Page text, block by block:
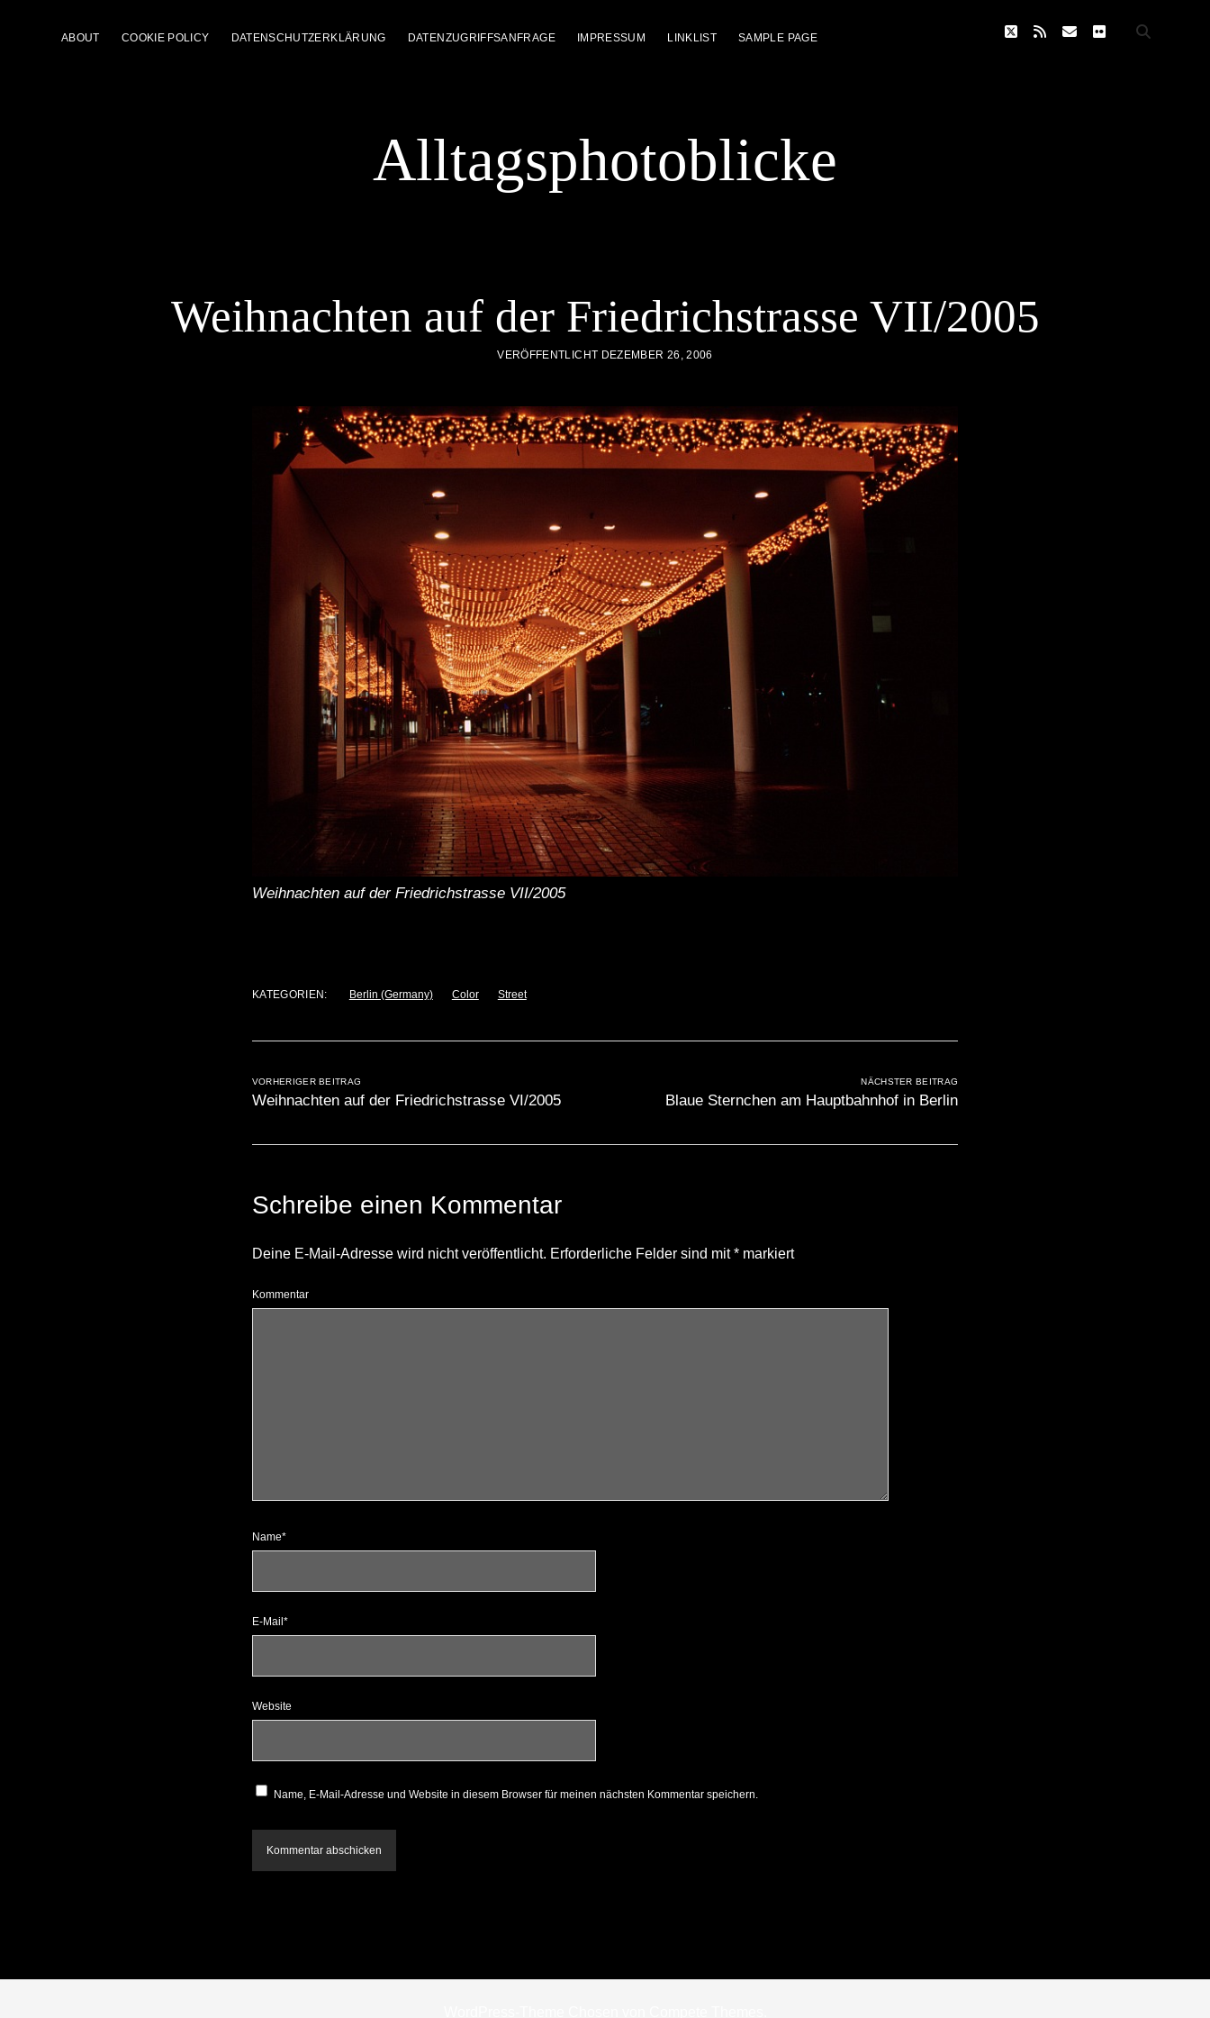
ABOUT COOKIE POLICY DATENSCHUTZERKLÄRUNG DATENZUGRIFFSANFRAGE IMPRESSUM LINKLIST SAMPLE PAGE twitterrss emailflickr
Alltagsphotoblicke
Weihnachten auf der Friedrichstrasse VII/2005
VERÖFFENTLICHT DEZEMBER 26, 2006
Weihnachten auf der Friedrichstrasse VII/2005
KATEGORIEN: Berlin (Germany) Color Street
VORHERIGER BEITRAG
Weihnachten auf der Friedrichstrasse VI/2005
NÄCHSTER BEITRAG
Blaue Sternchen am Hauptbahnhof in Berlin
Schreibe einen Kommentar
Deine E-Mail-Adresse wird nicht veröffentlicht. Erforderliche Felder sind mit*markiert
Kommentar
Name*
E-Mail*
Website
Name, E-Mail-Adresse und Website in diesem Browser für meinen nächsten Kommentar speichern.